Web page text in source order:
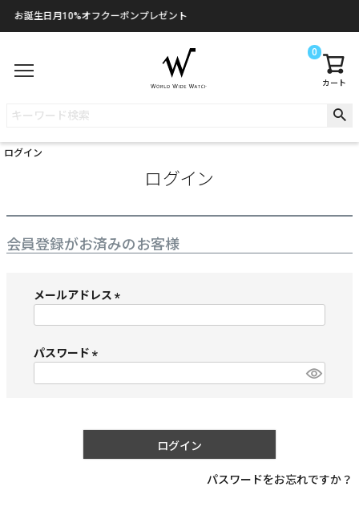
お誕生日月10%オフクーポンプレゼント
カート
0
ログイン
ログイン
会員登録がお済みのお客様
メールアドレス
)
パスワード
ログイン
パスワードをお忘れですか？